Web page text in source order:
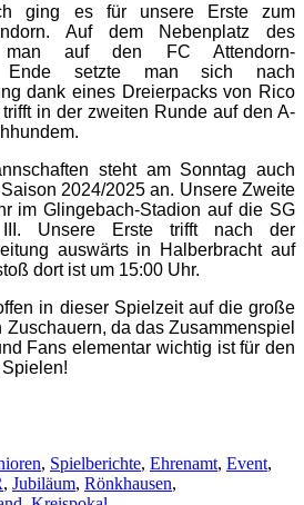
ging es für unsere Erste zum
Auf dem Nebenplatz des
man auf den FC Attendorn-
Ende setzte man sich nach
dank eines Dreierpacks von Rico
in der zweiten Runde auf den A-
steht am Sonntag auch
2024/2025 an. Unsere Zweite
im Glingebach-Stadion auf die SG
III. Unsere Erste trifft nach der
auswärts in Halberbracht auf
dort ist um 15:00 Uhr.
in dieser Spielzeit auf die große
da das Zusammenspiel
Fans elementar wichtig ist für den
, Spielberichte, Ehrenamt, Event,
, Jubiläum, Rönkhausen,